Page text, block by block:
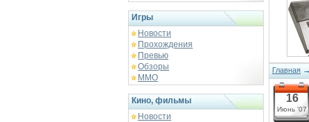
Игры
Новости
Прохождения
Превью
Обзоры
ММО
Кино, фильмы
Новости
Главная →
16
Июнь '07